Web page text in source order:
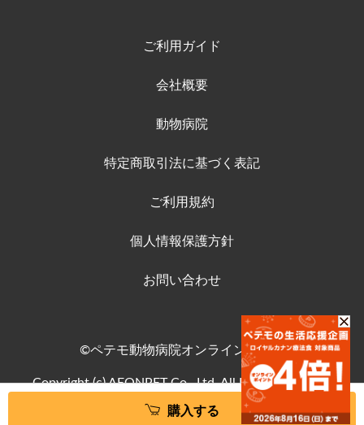
ご利用ガイド
会社概要
動物病院
特定商取引法に基づく表記
ご利用規約
個人情報保護方針
お問い合わせ
©ペテモ動物病院オンラインストア
Copyright (c) AEONPET Co., Ltd. All Rights Reserved.
購入する